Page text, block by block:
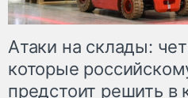
Атаки на склады:
которые
предстоит решить в